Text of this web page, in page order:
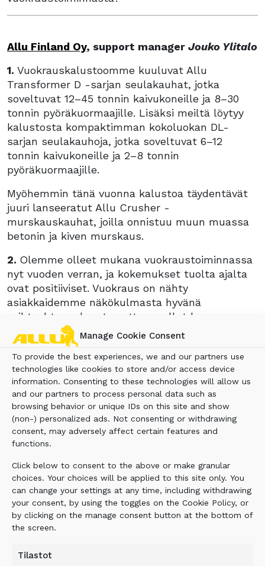
Manage Cookie Consent
To provide the best experiences, we and our partners use
technologies like cookies to store and/or access device
information. Consenting to these technologies will allow us
and our partners to process personal data such as
browsing behavior or unique IDs on this site and show
(non-) personalized ads. Not consenting or withdrawing
consent, may adversely affect certain features and
functions.
Click below to consent to the above or make granular
choices. Your choices will be applied to this site only. You
can change your settings at any time, including withdrawing
your consent, by using the toggles on the Cookie Policy, or
by clicking on the manage consent button at the bottom of
the screen.
Tilastot
Allu Finland Oy, support manager Jouko Ylitalo
1. Vuokrauskalustoomme kuuluvat Allu
Transformer D -sarjan seulakauhat, jotka
soveltuvat 12–45 tonnin kaivukoneille ja 8–30
tonnin pyöräkuormaajille. Lisäksi meiltä löytyy
kalustosta kompaktimman kokoluokan DL-
sarjan seulakauhoja, jotka soveltuvat 6–12
tonnin kaivukoneille ja 2–8 tonnin
pyöräkuormaajille.
Myöhemmin tänä vuonna kalustoa täydentävät
juuri lanseeratut Allu Crusher -
murskauskauhat, joilla onnistuu muun muassa
betonin ja kiven murskaus.
2. Olemme olleet mukana vuokraustoiminnassa
nyt vuoden verran, ja kokemukset tuolta ajalta
ovat positiiviset. Vuokraus on nähty
asiakkaidemme näkökulmasta hyvänä
vaihtoehtona, kun tarvetta on ollut koneen
lyhytkestoisempaan käyttöön. Lisäksi vuokraus
tarjoaa joustavan ja turvallisen mahdollisuuden
tutustua laitteeseen. Allulla vuokraustoiminta
on osa asiakaspalvelua ja mahdollistaa sen, että
voimme olla yhä useammalle asiakkaalle avuksi.
3.Suosituimmat Allut kaivukoneisiin ovat 20–30
tonnin kokoluokkiin. Allu Transformer -
laitaan, aina pienistä maisemointitöistä suuriin
kaivosprosesseihin. Tästä syystä myös
peruskoneet, joihin näitä hydraulisia lisälaitteita
tiedustellaan, voivat olla kokoluokaltaan mitä
tahansa. Kattavan malliston myötä meiltä löytyy